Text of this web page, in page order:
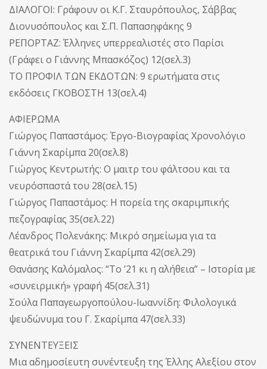
ΔΙΑΛΟΓΟΙ: Γράφουν οι Κ.Γ. Σταυρόπουλος, Σάββας
Διονυσόπουλος και Σ.Π. Παπασηφάκης 9
ΡΕΠΟΡΤΑΖ: Έλληνες υπερρεαλιστές στο Παρίσι
(Γράφει ο Γιάννης Μπασκόζος) 12(σελ.3)
ΤΟ ΠΡΟΦΙΛ ΤΩΝ ΕΚΔΟΤΩΝ: 9 ερωτήματα στις
εκδόσεις ΓΚΟΒΟΣΤΗ 13(σελ.4)
ΑΦΙΕΡΩΜΑ
Γιώργος Παπαστάμος: Έργο-Βιογραφίας Χρονολόγιο
Γιάννη Σκαρίμπα 20(σελ.8)
Γιώργος Κεντρωτής: Ο μαιτρ του φάλτσου και τα
νευρόσπαστά του 28(σελ.15)
Γιώργος Παπαστάμος: Η πορεία της σκαριμπικής
πεζογραφίας 35(σελ.22)
Λέανδρος Πολενάκης: Μικρό σημείωμα για τα
θεατρικά του Γιάννη Σκαρίμπα 42(σελ.29)
Θανάσης Καλόμαλος: “Το ’21 κι η αλήθεια” – Ιστορία με
«συνειρμική» γραφή 45(σελ.31)
Σούλα Παπαγεωργοπούλου-Ιωαννίδη: Φιλολογικά
ψευδώνυμα του Γ. Σκαρίμπα 47(σελ.33)
ΣΥΝΕΝΤΕΥΞΕΙΣ
Μια αδημοσίευτη συνέντευξη της Έλλης Αλεξίου στον